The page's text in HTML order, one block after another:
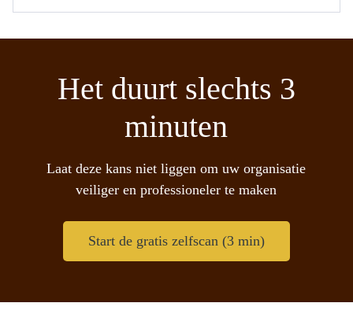
Het duurt slechts 3
minuten
Laat deze kans niet liggen om uw organisatie
veiliger enprofessioneler te maken
Start de gratis zelfscan (3 min)